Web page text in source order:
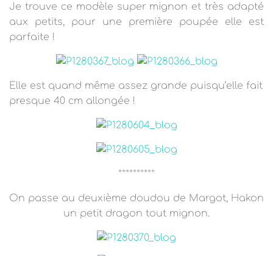
Je trouve ce modèle super mignon et très adapté
aux petits, pour une première poupée elle est
parfaite !
Elle est quand même assez grande puisqu’elle fait
presque 40 cm allongée !
**********
On passe au deuxième doudou de Margot, Hakon
un petit dragon tout mignon.